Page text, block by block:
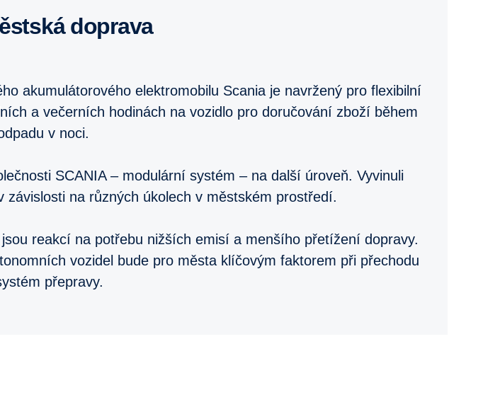
doprava
akumulátorového elektromobilu Scania je navržený pro flexibilní
a večerních hodinách na vozidlo pro doručování zboží během
v noci.
SCANIA – modulární systém – na další úroveň. Vyvinuli
na různých úkolech v městském prostředí.
reakcí na potřebu nižších emisí a menšího přetížení dopravy.
vozidel bude pro města klíčovým faktorem při přechodu
přepravy.